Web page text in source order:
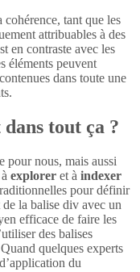
cohérence, tant que les
attribuables à des
en contraste avec les
éléments peuvent
dans toute une
tout ça ?
pour nous, mais aussi
à explorer et à indexer
pour définir
la balise div avec un
efficace de faire les
des balises
quelques experts
du